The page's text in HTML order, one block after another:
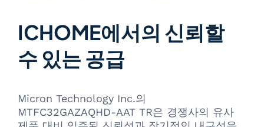
ICHOME에서의 신뢰할
수 있는 공급
Micron Technology Inc.의
MTFC32GAZAQHD-AAT TR은 경쟁사의 유사